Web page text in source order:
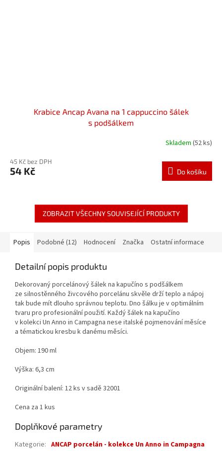
Krabice Ancap Avana na 1 cappuccino šálek
s podšálkem
Skladem (52 ks)
45 Kč bez DPH
54 Kč Do košíku
ZOBRAZIT VŠECHNY SOUVISEJÍCÍ PRODUKTY
Popis Podobné (12) Hodnocení Značka Ostatní informace
Detailní popis produktu
Dekorovaný porcelánový šálek na kapučíno s podšálkem
ze silnostěnného živcového porcelánu skvěle drží teplo a nápoj
tak bude mít dlouho správnou teplotu. Dno šálku je v optimálním
tvaru pro profesionální použití. Každý šálek na kapučíno
v kolekci Un Anno in Campagna nese italské pojmenování měsíce
a tématickou kresbu k danému měsíci.
Objem: 190 ml
Výška: 6,3 cm
Originální balení: 12 ks v sadě 32001
Cena za 1 kus
Doplňkové parametry
Kategorie: ANCAP porcelán - kolekce Un Anno in Campagna